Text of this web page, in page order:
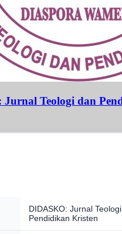
Teologi dan
DIDASKO: Jurnal
Pendidikan Kristen